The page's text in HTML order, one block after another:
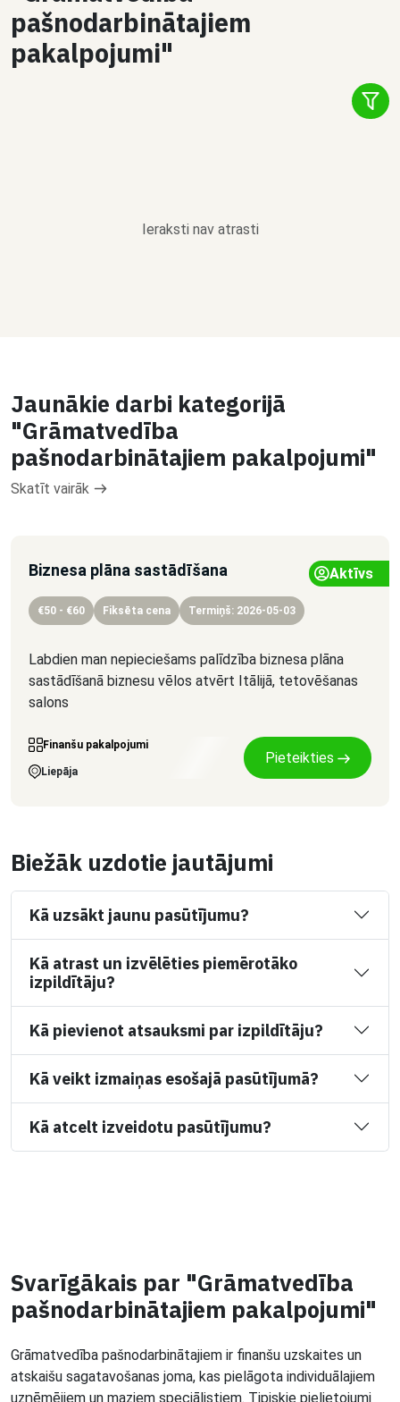
pašnodarbinātajiem
pakalpojumi"
Ieraksti nav atrasti
Jaunākie darbi kategorijā
"Grāmatvedība
pašnodarbinātajiem pakalpojumi"
Skatīt vairāk
Biznesa plāna sastādīšana Aktīvs
€50 - €60 Fiksēta cena Termiņš: 2026-05-03
Labdien man nepieciešams palīdzība biznesa plāna
sastādīšanā biznesu vēlos atvērt Itālijā, tetovēšanas
salons
Finanšu pakalpojumi
Liepāja
Pieteikties
Biežāk uzdotie jautājumi
Kā uzsākt jaunu pasūtījumu?
Kā atrast un izvēlēties piemērotāko
izpildītāju?
Kā pievienot atsauksmi par izpildītāju?
Kā veikt izmaiņas esošajā pasūtījumā?
Kā atcelt izveidotu pasūtījumu?
Svarīgākais par "Grāmatvedība
pašnodarbinātajiem pakalpojumi"
Grāmatvedība pašnodarbinātajiem ir finanšu uzskaites un
atskaišu sagatavošanas joma, kas pielāgota individuālajiem
uzņēmējiem un maziem speciālistiem. Tipiskie pielietojumi